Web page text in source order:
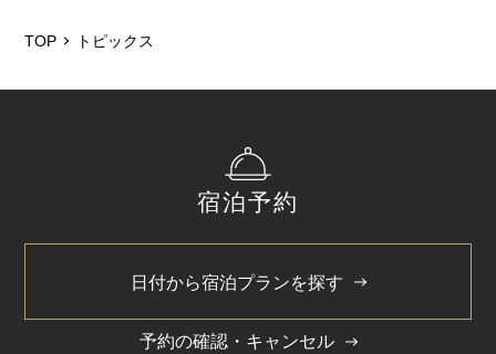
2026/5
2024/11
TOP トピックス
宿泊予約
日付から宿泊プランを探す
予約の確認・キャンセル